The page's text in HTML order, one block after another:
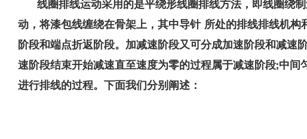
线圈排线运动采用的是平绕形线圈排线方法，即线圈绕
动，将漆包线缠绕在骨架上，其中导针 所处的排线排线机
阶段和端点折返阶段。加减速阶段又可分成加速阶段和减
速阶段结束开始减速直至速度为零的过程属于减速阶段;中
进行排线的过程。下面我们分别阐述：